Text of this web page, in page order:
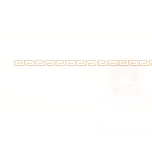
当前位置：首页>交